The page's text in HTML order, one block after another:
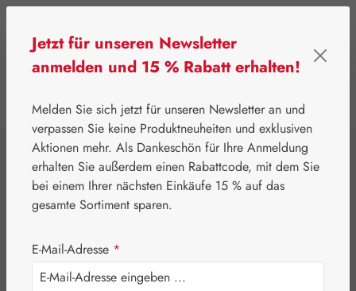
⌂ Gall Pharma Fit-Linie
Gelenk-Fit Pulver
Jetzt für unseren Newsletter
anmelden und 15 % Rabatt erhalten!
Melden Sie sich jetzt für unseren Newsletter an und
verpassen Sie keine Produktneuheiten und exklusiven
Aktionen mehr. Als Dankeschön für Ihre Anmeldung
erhalten Sie außerdem einen Rabattcode, mit dem Sie
bei einem Ihrer nächsten Einkäufe 15 % auf das
gesamte Sortiment sparen.
E-Mail-Adresse *